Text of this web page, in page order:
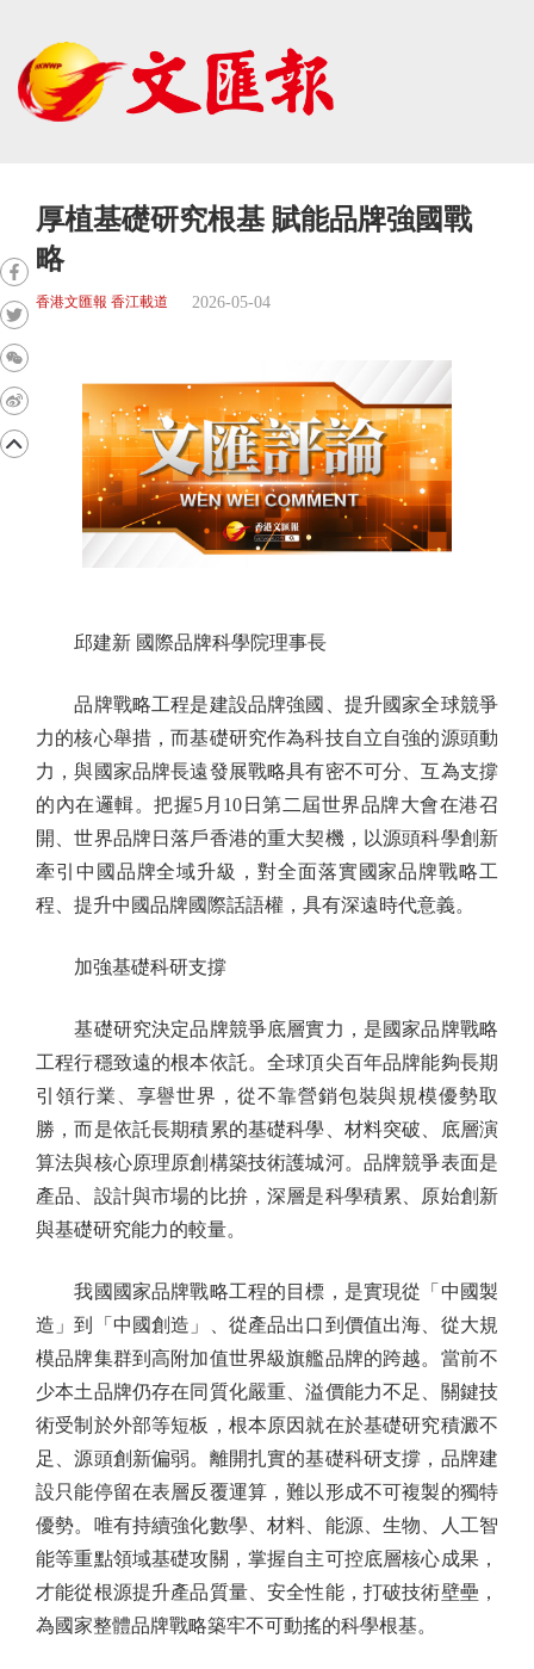
厚植基礎研究根基 賦能品牌強國戰
略
香港文匯報 香江載道 2026-05-04
邱建新 國際品牌科學院理事長
品牌戰略工程是建設品牌強國、提升國家全球競爭
力的核心舉措，而基礎研究作為科技自立自強的源頭動
力，與國家品牌長遠發展戰略具有密不可分、互為支撐
的內在邏輯。把握5月10日第二屆世界品牌大會在港召
開、世界品牌日落戶香港的重大契機，以源頭科學創新
牽引中國品牌全域升級，對全面落實國家品牌戰略工
程、提升中國品牌國際話語權，具有深遠時代意義。
加強基礎科研支撐
基礎研究決定品牌競爭底層實力，是國家品牌戰略
工程行穩致遠的根本依託。全球頂尖百年品牌能夠長期
引領行業、享譽世界，從不靠營銷包裝與規模優勢取
勝，而是依託長期積累的基礎科學、材料突破、底層演
算法與核心原理原創構築技術護城河。品牌競爭表面是
產品、設計與市場的比拚，深層是科學積累、原始創新
與基礎研究能力的較量。
我國國家品牌戰略工程的目標，是實現從「中國製
造」到「中國創造」、從產品出口到價值出海、從大規
模品牌集群到高附加值世界級旗艦品牌的跨越。當前不
少本土品牌仍存在同質化嚴重、溢價能力不足、關鍵技
術受制於外部等短板，根本原因就在於基礎研究積澱不
足、源頭創新偏弱。離開扎實的基礎科研支撐，品牌建
設只能停留在表層反覆運算，難以形成不可複製的獨特
優勢。唯有持續強化數學、材料、能源、生物、人工智
能等重點領域基礎攻關，掌握自主可控底層核心成果，
才能從根源提升產品質量、安全性能，打破技術壁壘，
為國家整體品牌戰略築牢不可動搖的科學根基。